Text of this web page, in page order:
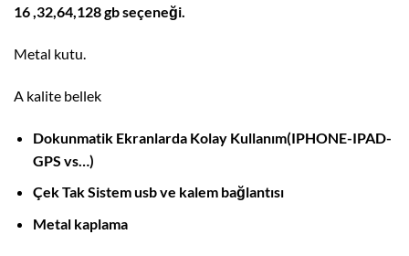
16 ,32,64,128 gb seçeneği.
Metal kutu.
A kalite bellek
Dokunmatik Ekranlarda Kolay Kullanım(IPHONE-IPAD-
GPS vs…)
Çek Tak Sistem usb ve kalem bağlantısı
Metal kaplama